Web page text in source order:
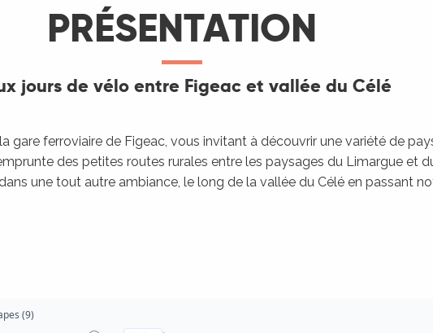
PRÉSENTATION
jours de vélo entre Figeac et vallée du Célé
gare ferroviaire de Figeac, vous invitant à découvrir une variété de
des petites routes rurales entre les paysages du Limargue et
une tout autre ambiance, le long de la vallée du Célé en passant